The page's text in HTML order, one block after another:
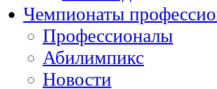
Чемпионаты
Профессионалы
Абилимпикс
Новости